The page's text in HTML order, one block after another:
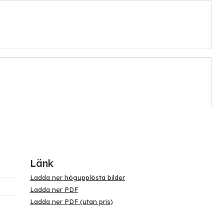
Länk
Ladda ner högupplösta bilder
Ladda ner PDF
Ladda ner PDF (utan pris)